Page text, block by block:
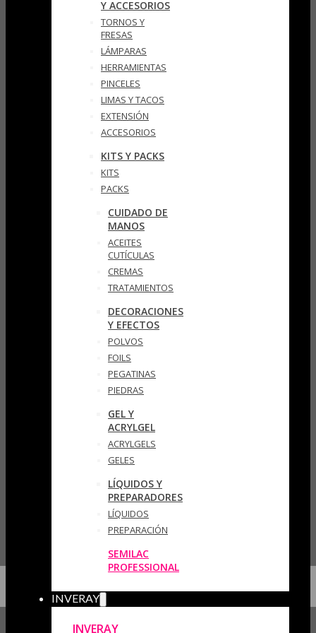
Y ACCESORIOS
TORNOS Y
FRESAS
LÁMPARAS
HERRAMIENTAS
PINCELES
LIMAS Y TACOS
EXTENSIÓN
ACCESORIOS
KITS Y PACKS
KITS
PACKS
CUIDADO DE
MANOS
ACEITES
CUTÍCULAS
CREMAS
TRATAMIENTOS
DECORACIONES
Y EFECTOS
POLVOS
FOILS
PEGATINAS
PIEDRAS
GEL Y
ACRYLGEL
ACRYLGELS
GELES
LÍQUIDOS Y
PREPARADORES
LÍQUIDOS
PREPARACIÓN
SEMILAC
PROFESSIONAL
INVERAY
INVERAY